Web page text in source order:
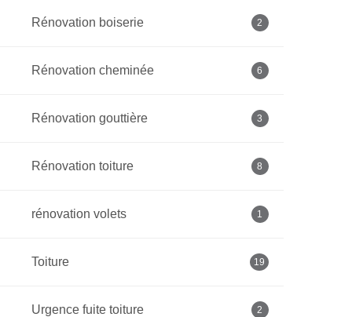
Rénovation boiserie 2
Rénovation cheminée 6
Rénovation gouttière 3
Rénovation toiture 8
rénovation volets 1
Toiture 19
Urgence fuite toiture 2